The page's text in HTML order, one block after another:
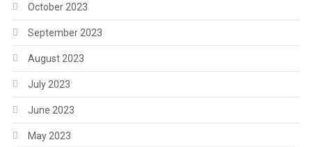
October 2023
September 2023
August 2023
July 2023
June 2023
May 2023